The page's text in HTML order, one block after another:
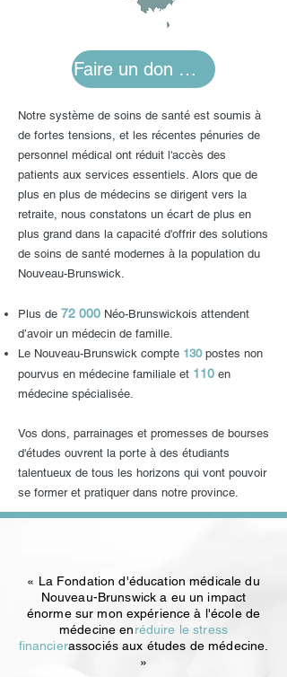
Faire un don maintenant
Notre système de soins de santé est soumis à
de fortes tensions, et les récentes pénuries de
personnel médical ont réduit l'accès des
patients aux services essentiels. Alors que de
plus en plus de médecins se dirigent vers la
retraite, nous constatons un écart de plus en
plus grand dans la capacité d'offrir des solutions
de soins de santé modernes à la population du
Nouveau-Brunswick.
Plus de 72 000 Néo-Brunswickois attendent
d’avoir un médecin de famille.
Le Nouveau-Brunswick compte 130postes non
pourvus en médecine familiale et 110 en
médecine spécialisée.
Vos dons, parrainages et promesses de bourses
d'études ouvrent la porte à des étudiants
talentueux de tous les horizons qui vont pouvoir
se former et pratiquer dans notre province.
« La Fondation d'éducation médicale du
Nouveau-Brunswick a eu un impact
énorme sur mon expérience à l'école de
médecine enréduire le stress
financierassociés aux études de médecine.
»